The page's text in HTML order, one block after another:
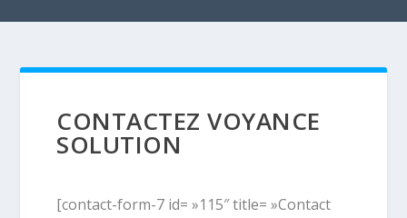
CONTACTEZ VOYANCE
SOLUTION
[contact-form-7 id= »115″ title= »Contact